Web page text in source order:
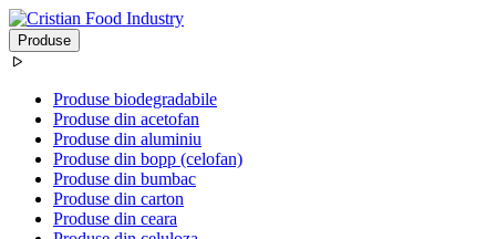
Produse
Produse biodegradabile
Produse din acetofan
Produse din aluminiu
Produse din bopp (celofan)
Produse din bumbac
Produse din carton
Produse din ceara